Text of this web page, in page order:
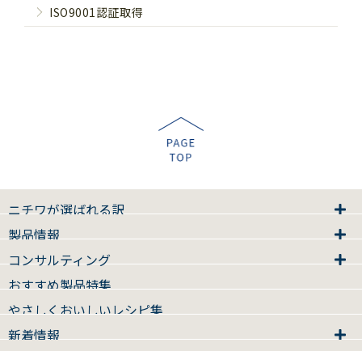
ISO9001認証取得
ニチワが選ばれる訳
製品情報
コンサルティング
おすすめ製品特集
やさしくおいしいレシピ集
新着情報